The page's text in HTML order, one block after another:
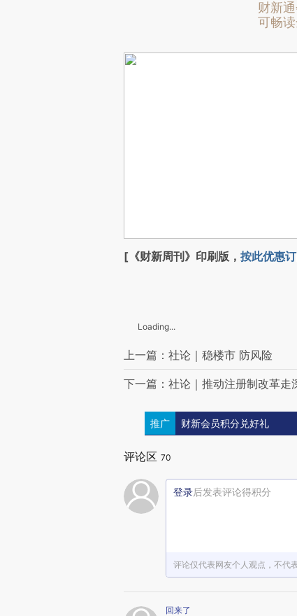
财新
可畅
[《财新周刊》印刷版， 按此优惠
Loading...
上一篇：社论｜稳楼市 防风险
下一篇：社论｜推动注册制改革走
推广 财新会员积分兑好礼
评论区 70
登录后发表评论得积分
评论仅代表网友个人观点，不代
回来了